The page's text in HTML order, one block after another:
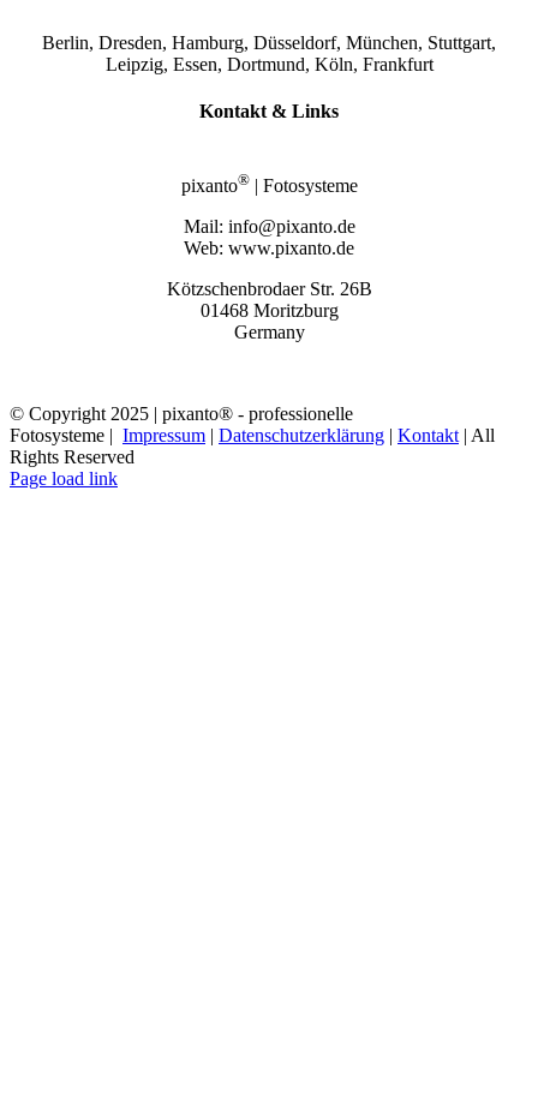
Berlin, Dresden, Hamburg, Düsseldorf, München, Stuttgart,
Leipzig, Essen, Dortmund, Köln, Frankfurt
Kontakt & Links
pixanto®| Fotosysteme
Mail: info@pixanto.de
Web: www.pixanto.de
Kötzschenbrodaer Str. 26B
01468 Moritzburg
Germany
© Copyright 2025 | pixanto® - professionelle
Fotosysteme | Impressum | Datenschutzerklärung | Kontakt | All
Rights Reserved
Page load link